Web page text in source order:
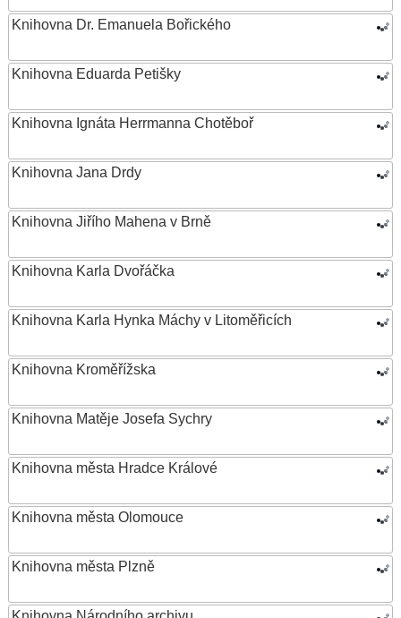
Knihovna Dr. Emanuela Bořického
Knihovna Eduarda Petišky
Knihovna Ignáta Herrmanna Chotěboř
Knihovna Jana Drdy
Knihovna Jiřího Mahena v Brně
Knihovna Karla Dvořáčka
Knihovna Karla Hynka Máchy v Litoměřicích
Knihovna Kroměřížska
Knihovna Matěje Josefa Sychry
Knihovna města Hradce Králové
Knihovna města Olomouce
Knihovna města Plzně